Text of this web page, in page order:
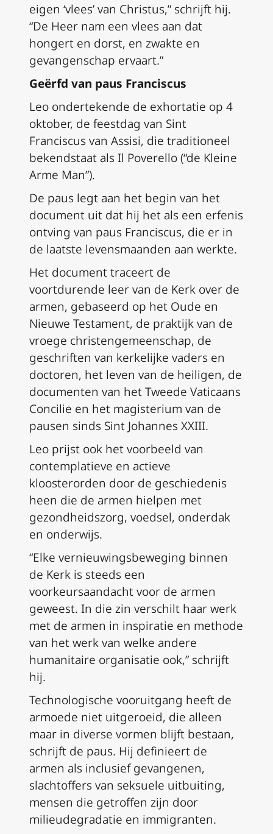
eigen ‘vlees’ van Christus,” schrijft hij.
“De Heer nam een vlees aan dat
hongert en dorst, en zwakte en
gevangenschap ervaart.”
Geërfd van paus Franciscus
Leo ondertekende de exhortatie op 4
oktober, de feestdag van Sint
Franciscus van Assisi, die traditioneel
bekendstaat als Il Poverello(“de Kleine
Arme Man”).
De paus legt aan het begin van het
document uit dat hij het als een erfenis
ontving van paus Franciscus, die er in
de laatste levensmaanden aan werkte.
Het document traceert de
voortdurende leer van de Kerk over de
armen, gebaseerd op het Oude en
Nieuwe Testament, de praktijk van de
vroege christengemeenschap, de
geschriften van kerkelijke vaders en
doctoren, het leven van de heiligen, de
documenten van het Tweede Vaticaans
Concilie en het magisterium van de
pausen sinds Sint Johannes XXIII.
Leo prijst ook het voorbeeld van
contemplatieve en actieve
kloosterorden door de geschiedenis
heen die de armen hielpen met
gezondheidszorg, voedsel, onderdak
en onderwijs.
“Elke vernieuwingsbeweging binnen
de Kerk is steeds een
voorkeursaandacht voor de armen
geweest. In die zin verschilt haar werk
met de armen in inspiratie en methode
van het werk van welke andere
humanitaire organisatie ook,” schrijft
hij.
Technologische vooruitgang heeft de
armoede niet uitgeroeid, die alleen
maar in diverse vormen blijft bestaan,
schrijft de paus. Hij definieert de
armen als inclusief gevangenen,
slachtoffers van seksuele uitbuiting,
mensen die getroffen zijn door
milieudegradatie en immigranten.